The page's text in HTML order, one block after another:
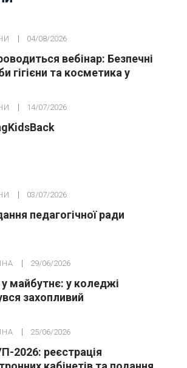
04/08/2026
вебінар: Безпечні
гігієни та косметика у
14/07/2026
03/07/2026
педагогічної ради
29/06/2026
майбутнє: у коледжі
захопливий
25/06/2026
2026: реєстрація